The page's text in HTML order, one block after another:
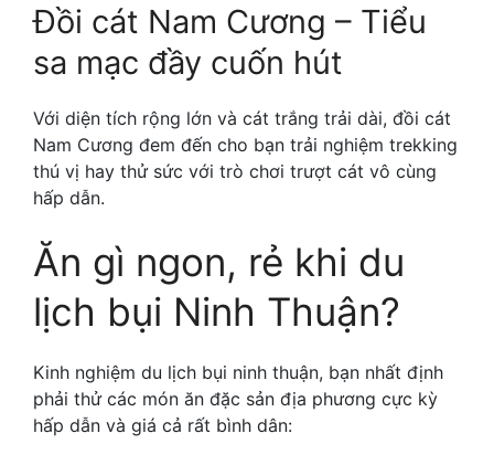
Đồi cát Nam Cương – Tiểu
sa mạc đầy cuốn hút
Với diện tích rộng lớn và cát trắng trải dài, đồi cát
Nam Cương đem đến cho bạn trải nghiệm trekking
thú vị hay thử sức với trò chơi trượt cát vô cùng
hấp dẫn.
Ăn gì ngon, rẻ khi du
lịch bụi Ninh Thuận?
Kinh nghiệm du lịch bụi ninh thuận, bạn nhất định
phải thử các món ăn đặc sản địa phương cực kỳ
hấp dẫn và giá cả rất bình dân: